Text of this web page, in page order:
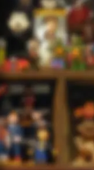
リー